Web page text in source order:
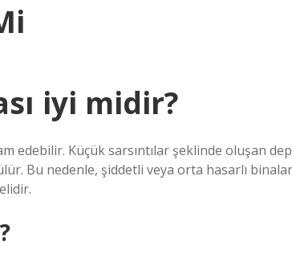
iyi midir?
edebilir. Küçük sarsıntılar şeklinde oluşan
Bu nedenle, şiddetli veya orta hasarlı